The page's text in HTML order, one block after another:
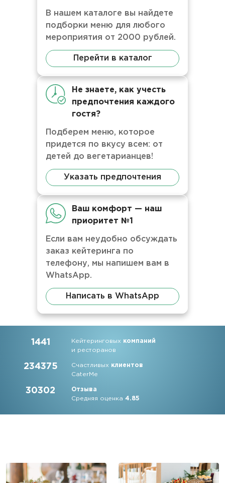
В нашем каталоге вы найдете
подборки меню для любого
мероприятия от 2000 рублей.
Перейти в каталог
Не знаете, как учесть
предпочтения каждого
гостя?
Подберем меню, которое
придется по вкусу всем: от
детей до вегетарианцев!
Указать предпочтения
Ваш комфорт — наш
приоритет №1
Если вам неудобно обсуждать
заказ кейтеринга по
телефону, мы напишем вам в
WhatsApp.
Написать в WhatsApp
1441 Кейтеринговых компаний
и ресторанов
234375 Счастливых клиентов
CaterMe
30302
Отзыва
Средняя оценка4.85